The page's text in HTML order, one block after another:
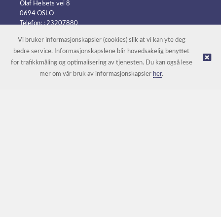
Olaf Helsets vei 8
0694 OSLO
Telefon: :23207880
© Batteripower |Nettbutikk levert av Kréatif
Vi bruker informasjonskapsler (cookies) slik at vi kan yte deg
bedre service. Informasjonskapslene blir hovedsakelig benyttet
for trafikkmåling og optimalisering av tjenesten. Du kan også lese
mer om vår bruk av informasjonskapsler her.